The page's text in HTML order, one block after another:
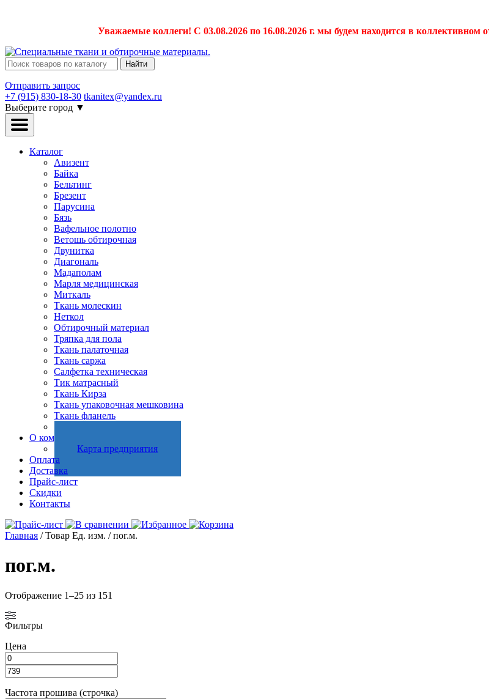
Уважаемые коллеги! С 03.08.2026 по 16.08.2026 г. мы будем находится в коллективном
Найти
Отправить запрос
+7 (915) 830-18-30 tkanitex@yandex.ru
Выберите город ▼
Каталог
Авизент
Байка
Бельтинг
Брезент
Парусина
Бязь
Вафельное полотно
Ветошь обтирочная
Двунитка
Диагональ
Мадаполам
Марля медицинская
Миткаль
Ткань молескин
Неткол
Обтирочный материал
Тряпка для пола
Ткань палаточная
Ткань саржа
Салфетка техническая
Тик матрасный
Ткань Кирза
Ткань упаковочная мешковина
Ткань фланель
О компании
Карта предприятия
Оплата
Доставка
Прайс-лист
Скидки
Контакты
Главная / Товар Ед. изм. / пог.м.
пог.м.
Отображение 1–25 из 151
Фильтры
Цена
Частота прошива (строчка)